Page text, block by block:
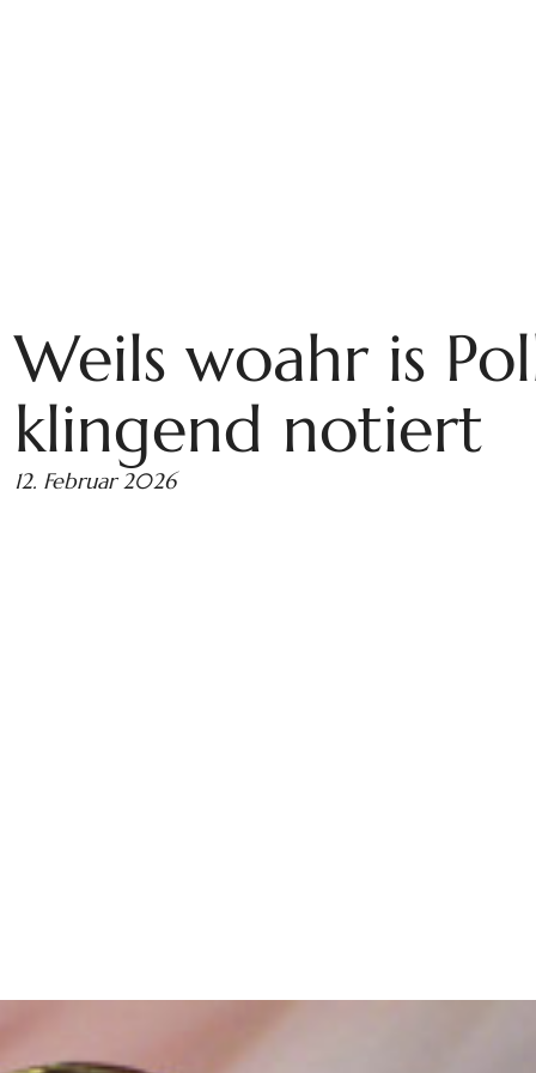
Weils woahr is
klingend notiert
12. Februar 2026